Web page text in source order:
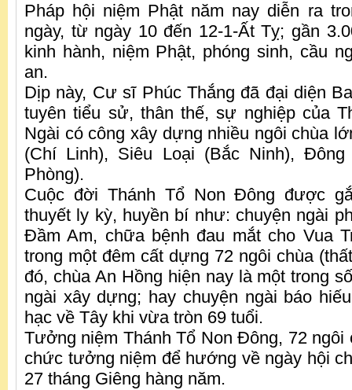
Pháp hội niệm Phật năm nay diễn ra
ngày, từ ngày 10 đến 12-1-Ất Tỵ; gần
kinh hành, niệm Phật, phóng sinh, cầu
an.
Dịp này, Cư sĩ Phúc Thắng đã đại diện
tuyên tiểu sử, thân thế, sự nghiệp của
Ngài có công xây dựng nhiều ngôi chùa
(Chí Linh), Siêu Loại (Bắc Ninh),
Phòng).
Cuộc đời Thánh Tổ Non Đông được
thuyết ly kỳ, huyền bí như: chuyện ngài
Đầm Am, chữa bệnh đau mắt cho Vua
trong một đêm cất dựng 72 ngôi chùa
đó, chùa An Hồng hiện nay là một trong
ngài xây dựng; hay chuyện ngài báo
hạc về Tây khi vừa tròn 69 tuổi.
Tưởng niệm Thánh Tổ Non Đông, 72
chức tưởng niệm để hướng về ngày hội
27 tháng Giêng hàng năm.